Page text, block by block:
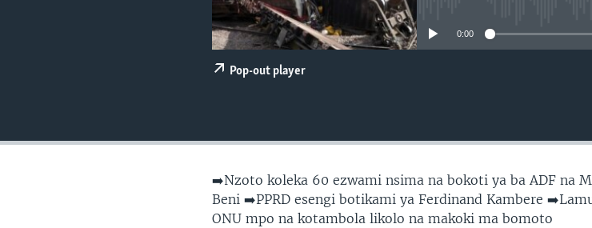
0:00
Pop-out player
➡️Nzoto koleka 60 ezwami nsima na bokoti ya ba ADF na
Beni ➡️PPRD esengi botikami ya Ferdinand Kambere
ONU mpo na kotambola likolo na makoki ma bomoto